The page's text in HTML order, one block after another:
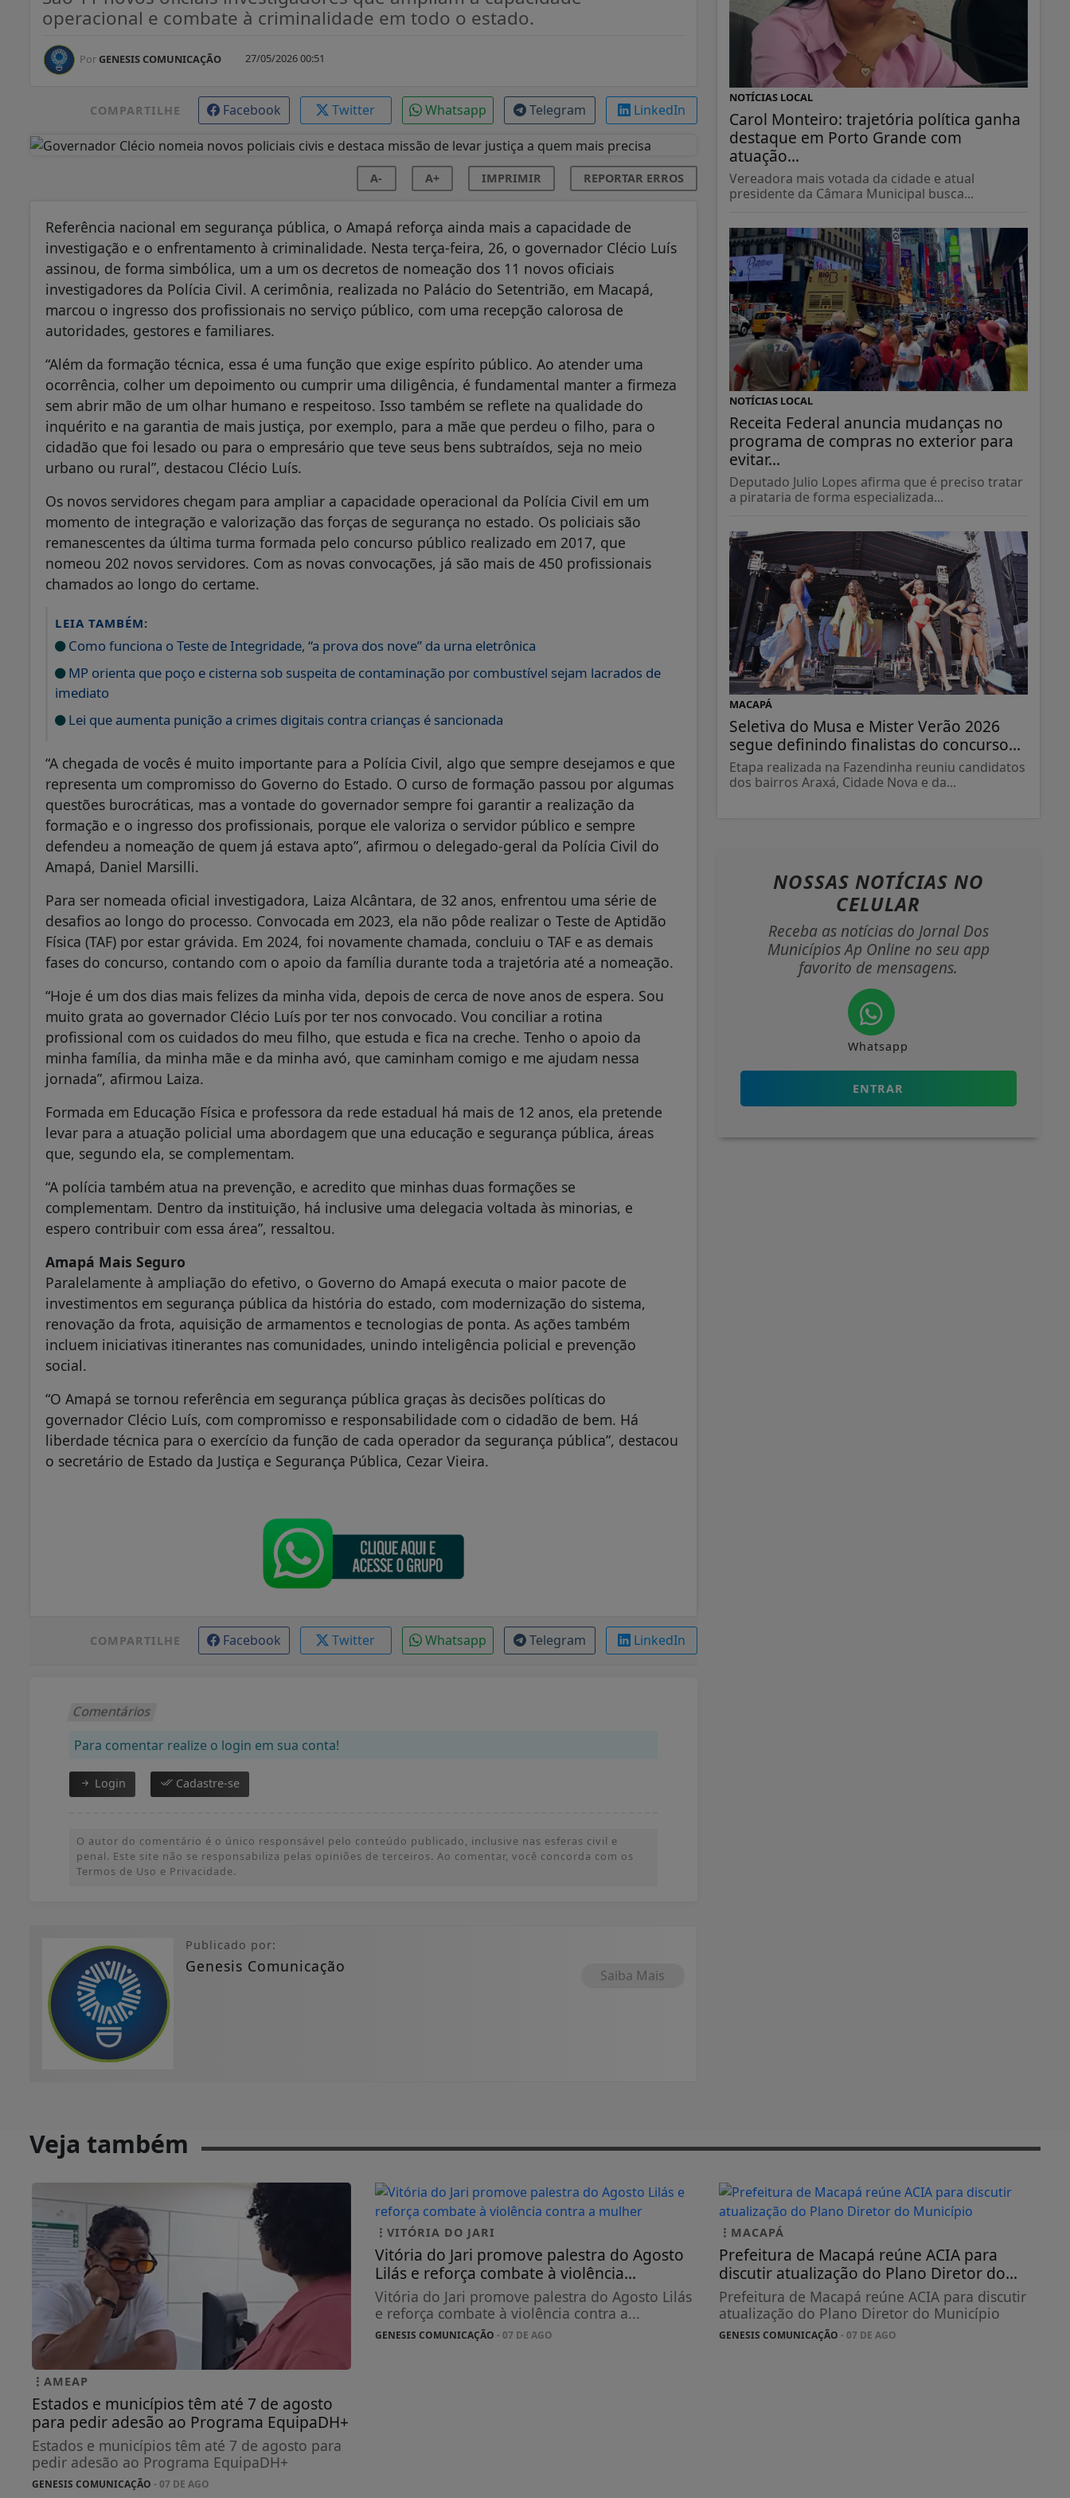
operacional e combate à criminalidade em todo o estado.
Por GENESIS COMUNICAÇÃO 27/05/2026 00:51
COMPARTILHE Facebook Twitter Whatsapp Telegram LinkedIn
A- A+ IMPRIMIR REPORTAR ERROS
Referência nacional em segurança pública, o Amapá reforça ainda mais a capacidade de
investigação e o enfrentamento à criminalidade. Nesta terça-feira, 26, o governador Clécio Luís
assinou, de forma simbólica, um a um os decretos de nomeação dos 11 novos oficiais
investigadores da Polícia Civil. A cerimônia, realizada no Palácio do Setentrião, em Macapá,
marcou o ingresso dos profissionais no serviço público, com uma recepção calorosa de
autoridades, gestores e familiares.
“Além da formação técnica, essa é uma função que exige espírito público. Ao atender uma
ocorrência, colher um depoimento ou cumprir uma diligência, é fundamental manter a firmeza
sem abrir mão de um olhar humano e respeitoso. Isso também se reflete na qualidade do
inquérito e na garantia de mais justiça, por exemplo, para a mãe que perdeu o filho, para o
cidadão que foi lesado ou para o empresário que teve seus bens subtraídos, seja no meio
urbano ou rural”, destacou Clécio Luís.
Os novos servidores chegam para ampliar a capacidade operacional da Polícia Civil em um
momento de integração e valorização das forças de segurança no estado. Os policiais são
remanescentes da última turma formada pelo concurso público realizado em 2017, que
nomeou 202 novos servidores. Com as novas convocações, já são mais de 450 profissionais
chamados ao longo do certame.
LEIA TAMBÉM:
Como funciona o Teste de Integridade, “a prova dos nove” da urna eletrônica
MP orienta que poço e cisterna sob suspeita de contaminação por combustível sejam lacrados de
imediato
Lei que aumenta punição a crimes digitais contra crianças é sancionada
“A chegada de vocês é muito importante para a Polícia Civil, algo que sempre desejamos e que
representa um compromisso do Governo do Estado. O curso de formação passou por algumas
questões burocráticas, mas a vontade do governador sempre foi garantir a realização da
formação e o ingresso dos profissionais, porque ele valoriza o servidor público e sempre
defendeu a nomeação de quem já estava apto”, afirmou o delegado-geral da Polícia Civil do
Amapá, Daniel Marsilli.
Para ser nomeada oficial investigadora, Laiza Alcântara, de 32 anos, enfrentou uma série de
desafios ao longo do processo. Convocada em 2023, ela não pôde realizar o Teste de Aptidão
Física (TAF) por estar grávida. Em 2024, foi novamente chamada, concluiu o TAF e as demais
fases do concurso, contando com o apoio da família durante toda a trajetória até a nomeação.
“Hoje é um dos dias mais felizes da minha vida, depois de cerca de nove anos de espera. Sou
muito grata ao governador Clécio Luís por ter nos convocado. Vou conciliar a rotina
profissional com os cuidados do meu filho, que estuda e fica na creche. Tenho o apoio da
minha família, da minha mãe e da minha avó, que caminham comigo e me ajudam nessa
jornada”, afirmou Laiza.
Formada em Educação Física e professora da rede estadual há mais de 12 anos, ela pretende
levar para a atuação policial uma abordagem que una educação e segurança pública, áreas
que, segundo ela, se complementam.
“A polícia também atua na prevenção, e acredito que minhas duas formações se
complementam. Dentro da instituição, há inclusive uma delegacia voltada às minorias, e
espero contribuir com essa área”, ressaltou.
Amapá Mais Seguro
Paralelamente à ampliação do efetivo, o Governo do Amapá executa o maior pacote de
investimentos em segurança pública da história do estado, com modernização do sistema,
renovação da frota, aquisição de armamentos e tecnologias de ponta. As ações também
incluem iniciativas itinerantes nas comunidades, unindo inteligência policial e prevenção
social.
“O Amapá se tornou referência em segurança pública graças às decisões políticas do
governador Clécio Luís, com compromisso e responsabilidade com o cidadão de bem. Há
liberdade técnica para o exercício da função de cada operador da segurança pública”, destacou
o secretário de Estado da Justiça e Segurança Pública, Cezar Vieira.
COMPARTILHE Facebook Twitter Whatsapp Telegram LinkedIn
Comentários
Para comentar realize o login em sua conta!
Login Cadastre-se
O autor do comentário é o único responsável pelo conteúdo publicado, inclusive nas esferas civil e
penal. Este site não se responsabiliza pelas opiniões de terceiros. Ao comentar, você concorda com os
Termos de Uso e Privacidade.
Publicado por:
Genesis Comunicação Saiba Mais
NOTÍCIAS LOCAL
Carol Monteiro: trajetória política ganha
destaque em Porto Grande com
atuação...
Vereadora mais votada da cidade e atual
presidente da Câmara Municipal busca...
NOTÍCIAS LOCAL
Receita Federal anuncia mudanças no
programa de compras no exterior para
evitar...
Deputado Julio Lopes afirma que é preciso tratar
a pirataria de forma especializada...
MACAPÁ
Seletiva do Musa e Mister Verão 2026
segue definindo finalistas do concurso...
Etapa realizada na Fazendinha reuniu candidatos
dos bairros Araxá, Cidade Nova e da...
NOSSAS NOTÍCIAS NO
CELULAR
Receba as notícias do Jornal Dos
Municípios Ap Online no seu app
favorito de mensagens.
Whatsapp
ENTRAR
Veja também
AMEAP
Estados e municípios têm até 7 de agosto
para pedir adesão ao Programa EquipaDH+
Estados e municípios têm até 7 de agosto para
pedir adesão ao Programa EquipaDH+
GENESIS COMUNICAÇÃO - 07 DE AGO
VITÓRIA DO JARI
Vitória do Jari promove palestra do Agosto
Lilás e reforça combate à violência...
Vitória do Jari promove palestra do Agosto Lilás
e reforça combate à violência contra a...
GENESIS COMUNICAÇÃO - 07 DE AGO
MACAPÁ
Prefeitura de Macapá reúne ACIA para
discutir atualização do Plano Diretor do...
Prefeitura de Macapá reúne ACIA para discutir
atualização do Plano Diretor do Município
GENESIS COMUNICAÇÃO - 07 DE AGO